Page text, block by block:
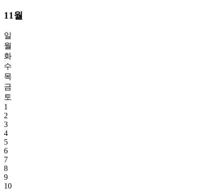
11월
일
월
화
수
목
금
토
1
2
3
4
5
6
7
8
9
10